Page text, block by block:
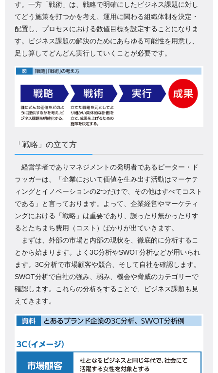
す。一方「戦術」は、戦略で明確にしたビジネス課題に対し
てどう施策を打つかを考え、運用に関わる組織体制を決定・
配置し、プロセスにおける数値目標を設定することになりま
す。ビジネス課題の解決のためにあらゆる可能性を用意し、
足し算してどんどん実行していくことが必要です。
「戦略」の立て方
経営学者でありマネジメントの発明者であるピーター・ド
ラッガーは、「企業において価値を生み出す活動はマーケテ
ィングとイノベーションの2つだけで、その他はすべてコスト
である」と言っております。よって、企業経営やマーケティ
ングにおける「戦略」は重要であり、誤ったり無かったりす
るとたちまち費用（コスト）ばかりが出ていきます。
まずは、外部の市場と内部の現状を、徹底的に分析するこ
とから始まります。よく3C分析やSWOT分析などが用いられ
ます。3C分析で市場顧客や競合、そして自社を確認します。
SWOT分析で自社の強み、弱み、機会や脅威のカテゴリーで
確認します。これらの分析をすることで、ビジネス課題も見
えてきます。